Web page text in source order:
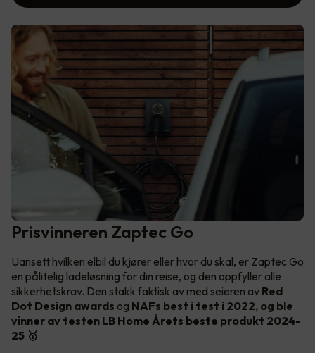
Prisvinneren Zaptec Go
Uansett hvilken elbil du kjører eller hvor du skal, er Zaptec Go
en pålitelig ladeløsning for din reise, og den oppfyller alle
sikkerhetskrav. Den stakk faktisk av med seieren av Red
Dot Design awards og NAFs best i test i 2022, og ble
vinner av testen LB Home Årets beste produkt 2024-
25 🥇